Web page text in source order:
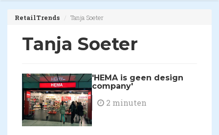
RetailTrends Tanja Soeter
Tanja Soeter
'HEMA is geen design
company'
2 minuten